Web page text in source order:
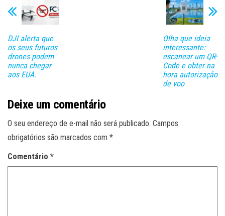
DJI alerta que
os seus futuros
drones podem
nunca chegar
aos EUA.
Olha que ideia
interessante:
escanear um QR-
Code e obter na
hora autorização
de voo
Deixe um comentário
O seu endereço de e-mail não será publicado. Campos
obrigatórios são marcados com *
Comentário *